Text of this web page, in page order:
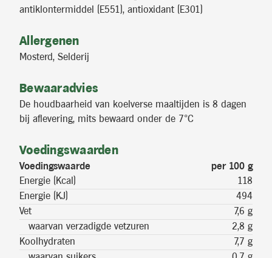
antiklontermiddel (E551), antioxidant (E301)
Allergenen
Mosterd, Selderij
Bewaaradvies
De houdbaarheid van koelverse maaltijden is 8 dagen
bij aflevering, mits bewaard onder de 7°C
Voedingswaarden
Voedingswaarde
per 100 g
Energie (Kcal)
118
Energie (KJ)
494
Vet
7,6 g
waarvan verzadigde vetzuren
2,8 g
Koolhydraten
7,7 g